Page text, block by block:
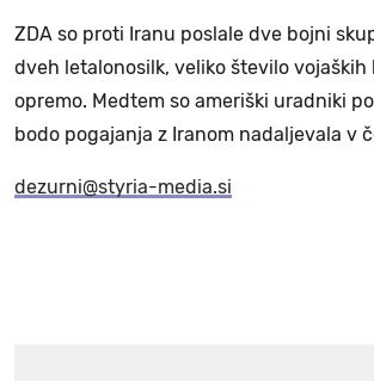
ZDA so proti Iranu poslale dve bojni
dveh letalonosilk, veliko število
opremo. Medtem so ameriški uradniki
bodo pogajanja z Iranom nadaljevala v
dezurni@styria-media.si